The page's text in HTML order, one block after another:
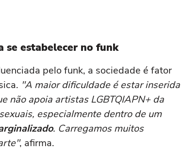
se estabelecer no funk
pelo funk, a sociedade é fator
"A maior dificuldade é estar inserida
não apoia artistas LGBTQIAPN+ da
especialmente dentro de um
. Carregamos muitos
, afirma.